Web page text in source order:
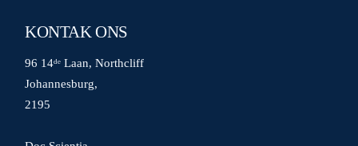
KONTAK ONS
96 14ᵈᵉ Laan, Northcliff
Johannesburg,
2195